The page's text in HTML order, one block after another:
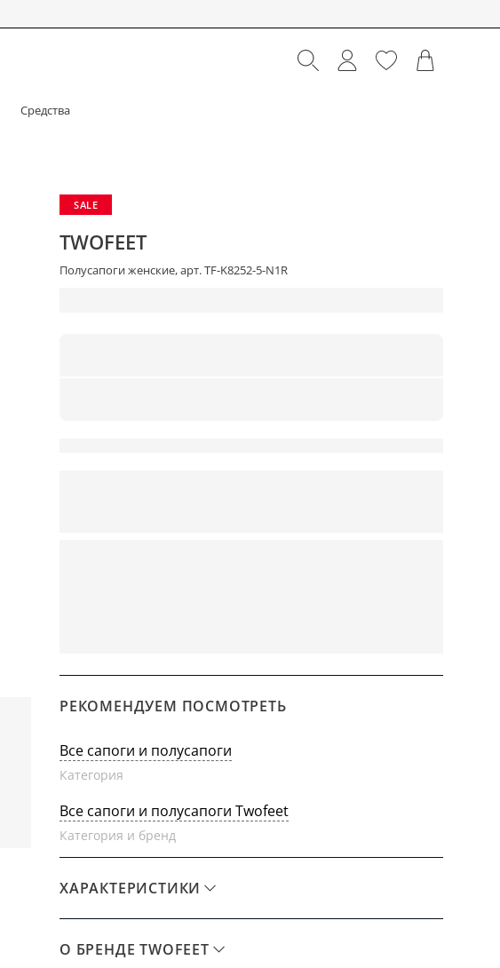
Средства
SALE
TWOFEET
Полусапоги женские, арт. TF-K8252-5-N1R
РЕКОМЕНДУЕМ ПОСМОТРЕТЬ
Все сапоги и полусапоги
Категория
Все сапоги и полусапоги Twofeet
Категория и бренд
ХАРАКТЕРИСТИКИ
О БРЕНДЕ TWOFEET